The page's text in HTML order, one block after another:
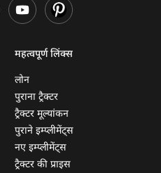
महत्वपूर्ण लिंक्स
लोन
पुराना ट्रैक्टर
ट्रैक्टर मूल्यांकन
पुराने इम्प्लीमेंट्स
नए इम्प्लीमेंट्स
ट्रैक्टर की प्राइस